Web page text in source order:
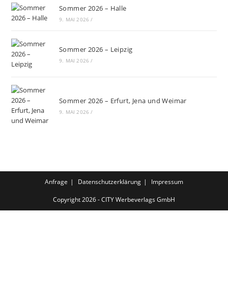
Sommer 2026 – Halle
9. MAI 2026 /
Sommer 2026 – Leipzig
9. MAI 2026 /
Sommer 2026 – Erfurt, Jena und Weimar
9. MAI 2026 /
Anfrage Datenschutzerklärung Impressum
Copyright 2026 - CITY Werbeverlags GmbH